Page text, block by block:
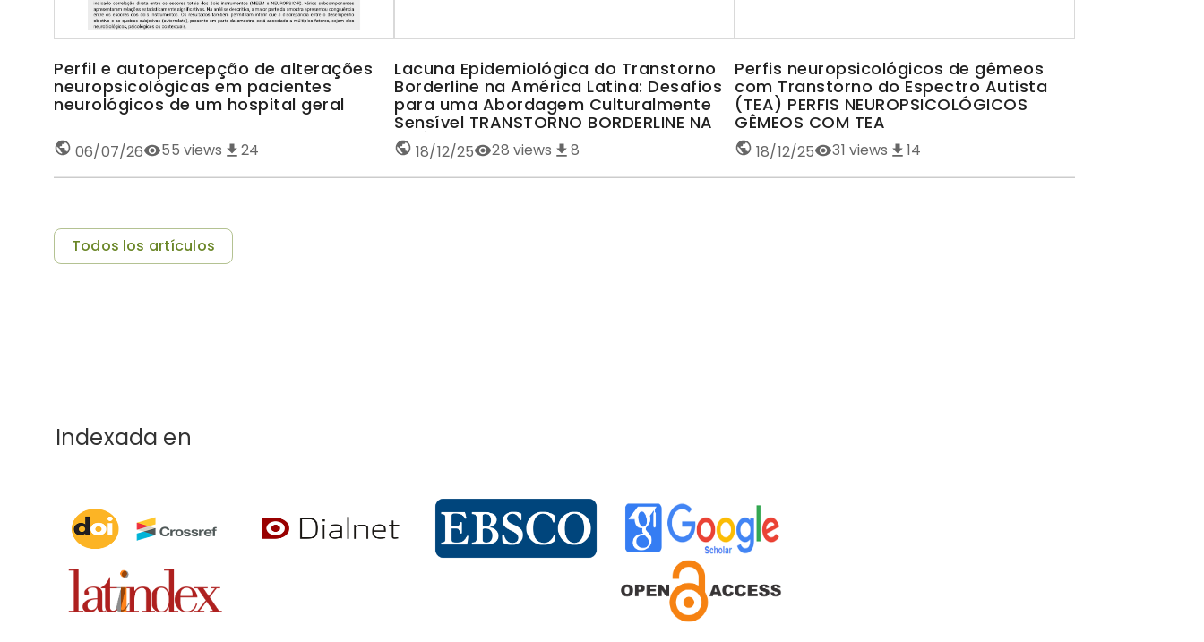
Perfil e autopercepção de alterações
neuropsicológicas em pacientes
neurológicos de um hospital geral
06/07/26 55 views 24
Lacuna Epidemiológica do Transtorno
Borderline na América Latina: Desafios
para uma Abordagem Culturalmente
Sensível TRANSTORNO BORDERLINE NA
AMÉRICA LATINA
18/12/25 28 views 8
Perfis neuropsicológicos de gêmeos
com Transtorno do Espectro Autista
(TEA) PERFIS NEUROPSICOLÓGICOS
GÊMEOS COM TEA
18/12/25 31 views 14
Todos los artículos
Indexada en